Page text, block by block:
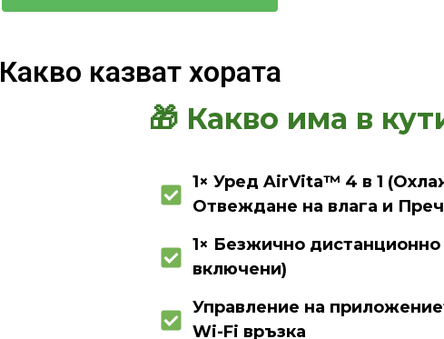
Какво казват хората
🎁 Какво има в
1× Уред AirVita™ 4 в 1
Отвеждане на влага и
1× Безжично
включени)
Управление на
Wi-Fi връзка